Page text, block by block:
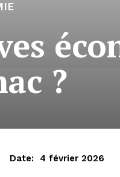
?
Date: 4 février 2026